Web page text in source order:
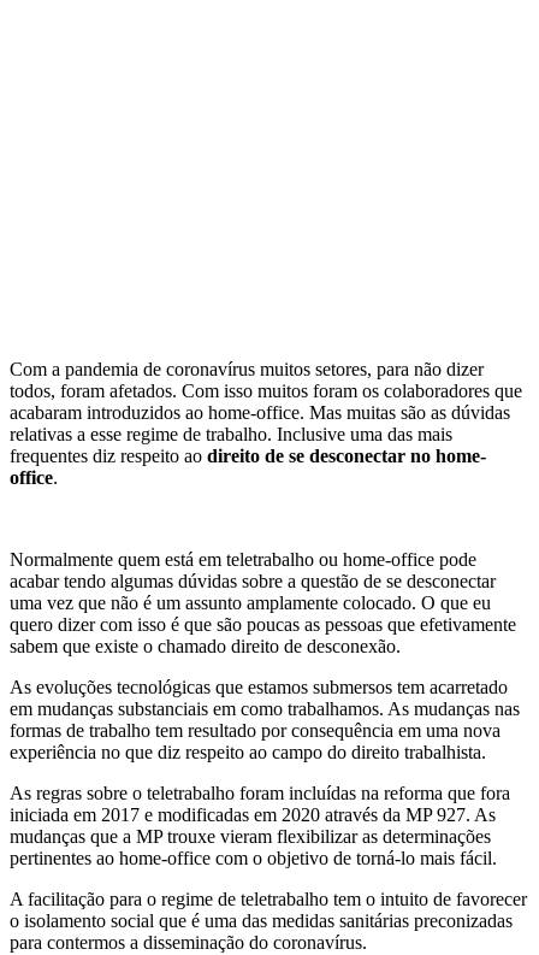
Com a pandemia de coronavírus muitos setores, para não dizer
todos, foram afetados. Com isso muitos foram os colaboradores que
acabaram introduzidos ao home-office. Mas muitas são as dúvidas
relativas a esse regime de trabalho. Inclusive uma das mais
frequentes diz respeito ao direito de se desconectar no home-
office.
Normalmente quem está em teletrabalho ou home-office pode
acabar tendo algumas dúvidas sobre a questão de se desconectar
uma vez que não é um assunto amplamente colocado. O que eu
quero dizer com isso é que são poucas as pessoas que efetivamente
sabem que existe o chamado direito de desconexão.
As evoluções tecnológicas que estamos submersos tem acarretado
em mudanças substanciais em como trabalhamos. As mudanças nas
formas de trabalho tem resultado por consequência em uma nova
experiência no que diz respeito ao campo do direito trabalhista.
As regras sobre o teletrabalho foram incluídas na reforma que fora
iniciada em 2017 e modificadas em 2020 através da MP 927. As
mudanças que a MP trouxe vieram flexibilizar as determinações
pertinentes ao home-office com o objetivo de torná-lo mais fácil.
A facilitação para o regime de teletrabalho tem o intuito de favorecer
o isolamento social que é uma das medidas sanitárias preconizadas
para contermos a disseminação do coronavírus.